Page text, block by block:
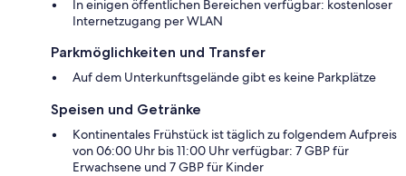
In einigen öffentlichen Bereichen verfügbar: kostenloser
Internetzugang per WLAN
Parkmöglichkeiten und Transfer
Auf dem Unterkunftsgelände gibt es keine Parkplätze
Speisen und Getränke
Kontinentales Frühstück ist täglich zu folgendem Aufpreis
von 06:00 Uhr bis 11:00 Uhr verfügbar: 7 GBP für
Erwachsene und 7 GBP für Kinder